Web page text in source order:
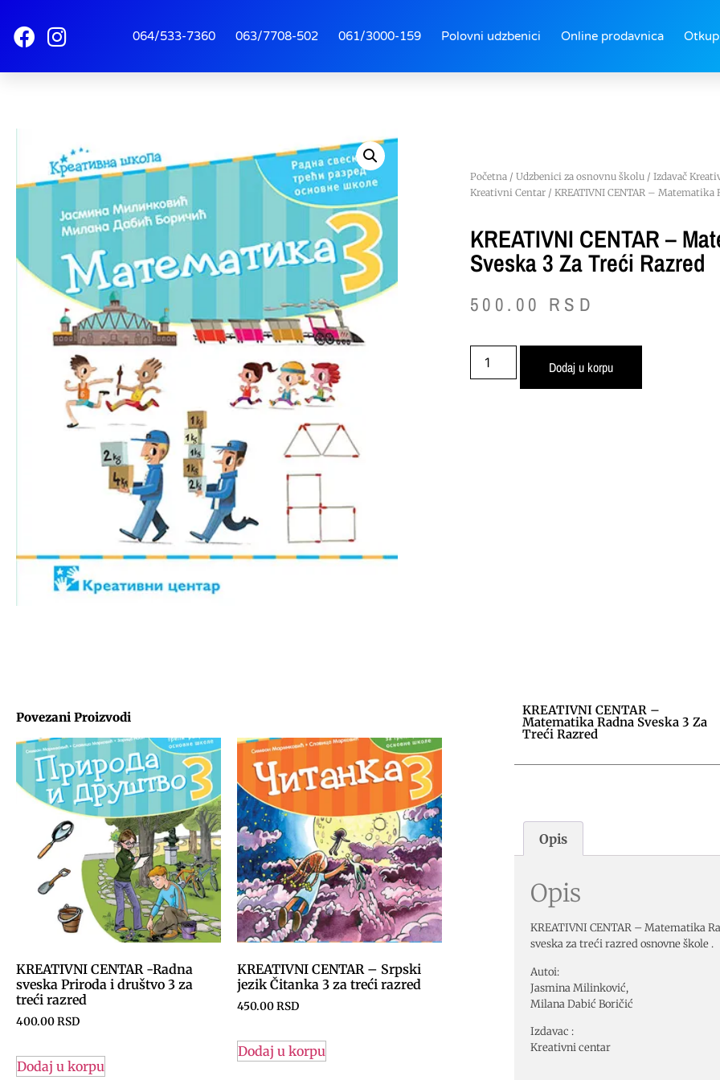
064/533-7360 063/7708-502 061/3000-159 Polovni udzbenici Online prodavnica
Početna/ Udzbenici za osnovnu školu/ Izdavač
Kreativni Centar/ KREATIVNI CENTAR – Matematika
KREATIVNI CENTAR –
Sveska 3 Za Treći Razred
500.00 RSD
Dodaj u korpu
Povezani Proizvodi
KREATIVNI CENTAR -Radna
sveska Priroda i društvo 3 za
treći razred
400.00RSD
Dodaj u korpu
KREATIVNI CENTAR – Srpski
jezik Čitanka 3 za treći razred
450.00RSD
Dodaj u korpu
KREATIVNI CENTAR –
Matematika Radna Sveska 3 Za
Treći Razred
Opis
Opis
KREATIVNI CENTAR – Matematika
sveska za treći razred osnovne škole .
Autoi:
Jasmina Milinković,
Milana Dabić Boričić
Izdavac :
Kreativni centar